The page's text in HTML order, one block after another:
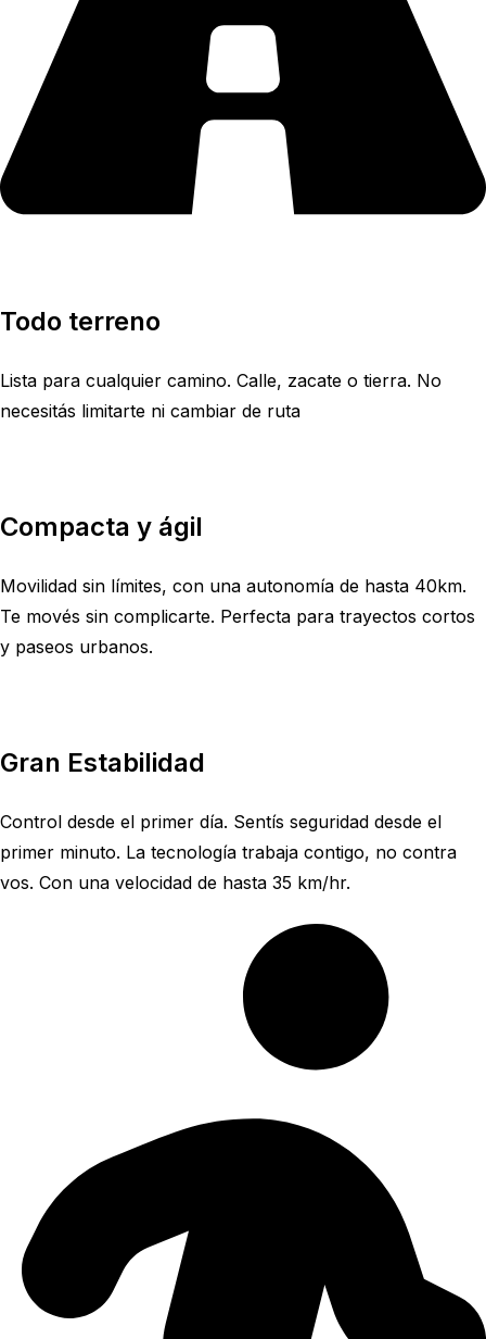
Todo terreno
Lista para cualquier camino. Calle, zacate o tierra. No
necesitás limitarte ni cambiar de ruta
Compacta y ágil
Movilidad sin límites, con una autonomía de hasta 40km.
Te movés sin complicarte. Perfecta para trayectos cortos
y paseos urbanos.
Gran Estabilidad
Control desde el primer día. Sentís seguridad desde el
primer minuto. La tecnología trabaja contigo, no contra
vos. Con una velocidad de hasta 35 km/hr.